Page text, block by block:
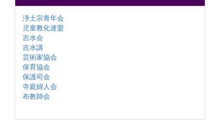
浄土宗青年会
児童教化連盟
吉水会
吉水講
芸術家協会
保育協会
保護司会
寺庭婦人会
布教師会